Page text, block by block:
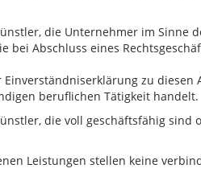
die Unternehmer im Sinne
bei Abschluss eines
zu diesen
beruflichen Tätigkeit handelt.
die voll geschäftsfähig
Leistungen stellen keine